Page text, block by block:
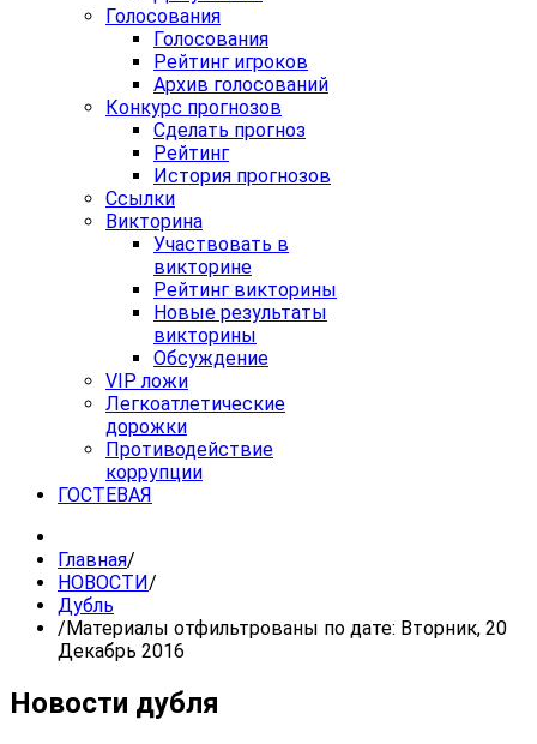
Голосования
Голосования
Рейтинг игроков
Архив голосований
Конкурс прогнозов
Сделать прогноз
Рейтинг
История прогнозов
Ссылки
Викторина
Участвовать в
викторине
Рейтинг викторины
Новые результаты
викторины
Обсуждение
VIP ложи
Легкоатлетические
дорожки
Противодействие
коррупции
ГОСТЕВАЯ
Главная/
НОВОСТИ/
Дубль
/ Материалы отфильтрованы по дате: Вторник, 20
Декабрь 2016
Новости дубля